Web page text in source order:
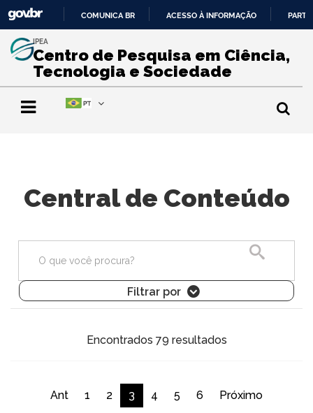
PARA
O
CONTEÚDO
COMUNICA BR ACESSO À INFORMAÇÃO
IPEA
Centro de Pesquisa em Ciência,
Tecnologia e Sociedade
Central de Conteúdo
Filtrar por
Encontrados 79 resultados
Ant 1 2 3 4 5 6 Próximo